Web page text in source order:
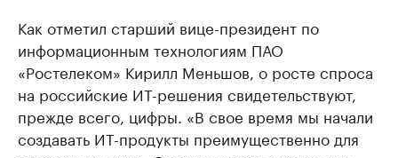
Как отметил старший вице-президент по
информационным технологиям ПАО
«Ростелеком» Кирилл Меньшов, о росте спроса
на российские ИТ-решения свидетельствуют,
прежде всего, цифры. «В свое время мы начали
создавать ИТ-продукты преимущественно для